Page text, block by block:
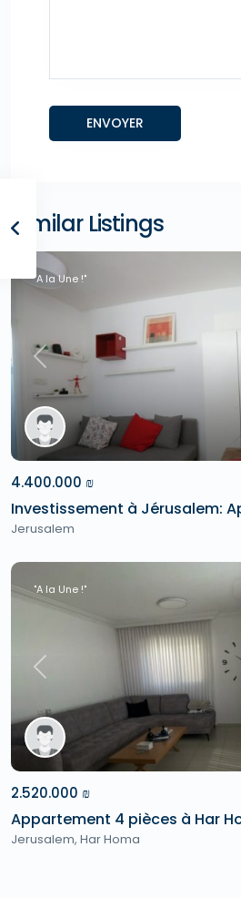
Similar Listings
Previous
"A la Une !"
4.400.000 ₪
Investissement à Jérusalem:
Jerusalem
Previous
"A la Une !"
2.520.000 ₪
Appartement 4 pièces à Har
Jerusalem, Har Homa